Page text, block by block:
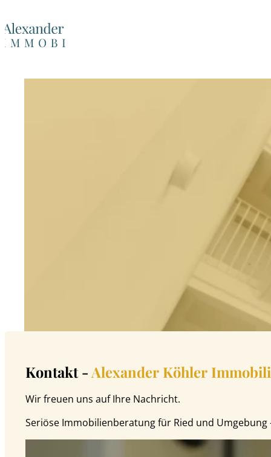
Kontakt -Alexander Köhler
Wir freuen uns auf Ihre Nachricht.
Seriöse Immobilienberatung für Ried und